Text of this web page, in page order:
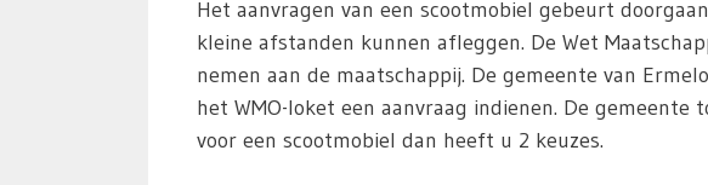
Het aanvragen van een scootmobiel gebeurt
kleine afstanden kunnen afleggen. De Wet
nemen aan de maatschappij. De gemeente van
het WMO-loket een aanvraag indienen. De
voor een scootmobiel dan heeft u 2 keuzes.